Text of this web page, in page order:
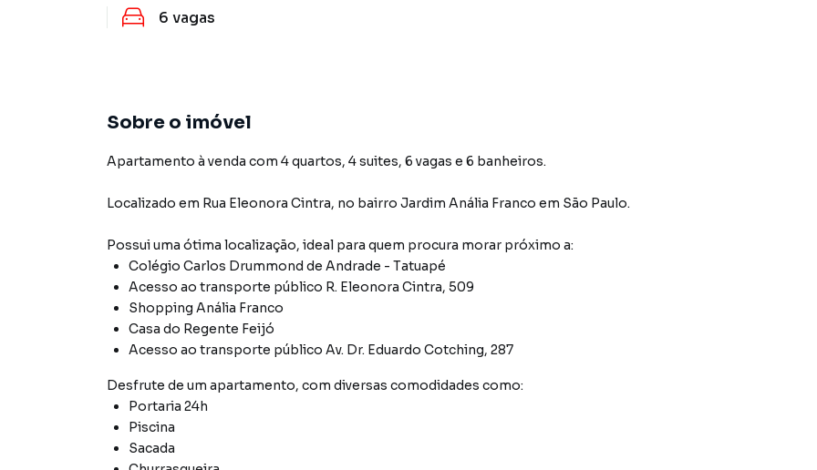
6 vagas
Sobre o imóvel
Apartamento à venda com 4 quartos, 4 suites, 6 vagas e 6 banheiros.
Localizado em Rua Eleonora Cintra, no bairro Jardim Anália Franco em São Paulo.
Possui uma ótima localização, ideal para quem procura morar próximo a:
Colégio Carlos Drummond de Andrade - Tatuapé
Acesso ao transporte público R. Eleonora Cintra, 509
Shopping Anália Franco
Casa do Regente Feijó
Acesso ao transporte público Av. Dr. Eduardo Cotching, 287
Desfrute de um apartamento, com diversas comodidades como:
Portaria 24h
Piscina
Sacada